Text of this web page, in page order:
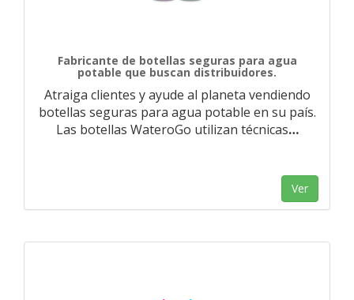
Fabricante de botellas seguras para agua
potable que buscan distribuidores.
Atraiga clientes y ayude al planeta vendiendo
botellas seguras para agua potable en su país.
Las botellas WateroGo utilizan técnicas…
Ver